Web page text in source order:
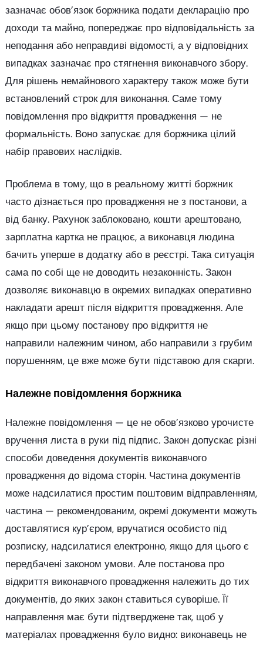
зазначає обов’язок боржника подати декларацію про
доходи та майно, попереджає про відповідальність за
неподання або неправдиві відомості, а у відповідних
випадках зазначає про стягнення виконавчого збору.
Для рішень немайнового характеру також може бути
встановлений строк для виконання. Саме тому
повідомлення про відкриття провадження — не
формальність. Воно запускає для боржника цілий
набір правових наслідків.
Проблема в тому, що в реальному житті боржник
часто дізнається про провадження не з постанови, а
від банку. Рахунок заблоковано, кошти арештовано,
зарплатна картка не працює, а виконавця людина
бачить уперше в додатку або в реєстрі. Така ситуація
сама по собі ще не доводить незаконність. Закон
дозволяє виконавцю в окремих випадках оперативно
накладати арешт після відкриття провадження. Але
якщо при цьому постанову про відкриття не
направили належним чином, або направили з грубим
порушенням, це вже може бути підставою для скарги.
Належне повідомлення боржника
Належне повідомлення — це не обов’язково урочисте
вручення листа в руки під підпис. Закон допускає різні
способи доведення документів виконавчого
провадження до відома сторін. Частина документів
може надсилатися простим поштовим відправленням,
частина — рекомендованим, окремі документи можуть
доставлятися кур’єром, вручатися особисто під
розписку, надсилатися електронно, якщо для цього є
передбачені законом умови. Але постанова про
відкриття виконавчого провадження належить до тих
документів, до яких закон ставиться суворіше. Її
направлення має бути підтверджене так, щоб у
матеріалах провадження було видно: виконавець не